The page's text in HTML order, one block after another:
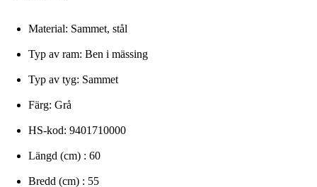
Material: Sammet, stål
Typ av ram: Ben i mässing
Typ av tyg: Sammet
Färg: Grå
HS-kod: 9401710000
Längd (cm) : 60
Bredd (cm) : 55